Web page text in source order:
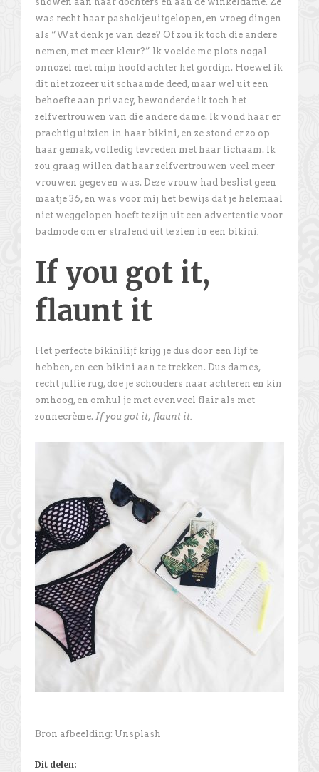
was recht haar pashokje uitgelopen, en vroeg dingen
als “Wat denk je van deze? Of zou ik toch die andere
nemen, met meer kleur?” Ik voelde me plots nogal
onnozel met mijn hoofd achter het gordijn. Hoewel ik
dit niet zozeer uit schaamde deed, maar wel uit een
behoefte aan privacy, bewonderde ik toch het
zelfvertrouwen van die andere dame. Ik vond haar er
prachtig uitzien in haar bikini, en ze stond er zo op
haar gemak, volledig tevreden met haar lichaam. Ik
zou graag willen dat haar zelfvertrouwen veel meer
vrouwen gegeven was. Deze vrouw had beslist geen
maatje 36, en was voor mij het bewijs dat je helemaal
niet weggelopen hoeft te zijn uit een advertentie voor
badmode om er stralend uit te zien in een bikini
If you got it,
flaunt it
Het perfecte bikinilijf krijg je dus door een lijf te
hebben, en een bikini aan te trekken. Dus dames,
recht jullie rug, doe je schouders naar achteren en kin
omhoog, en omhul je met evenveel flair als met
zonnecrème. If you got it, flaunt it.
Bron afbeelding: Unsplash
Dit delen: